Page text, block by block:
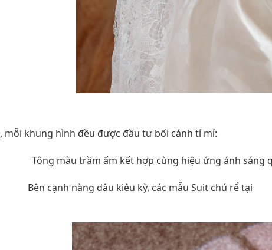
, mỗi khung hình đều được đầu tư bối cảnh tỉ mỉ:
Tông màu trầm ấm kết hợp cùng hiệu ứng ánh
Bên cạnh nàng dâu kiêu kỳ, các mẫu Suit chú rể tại